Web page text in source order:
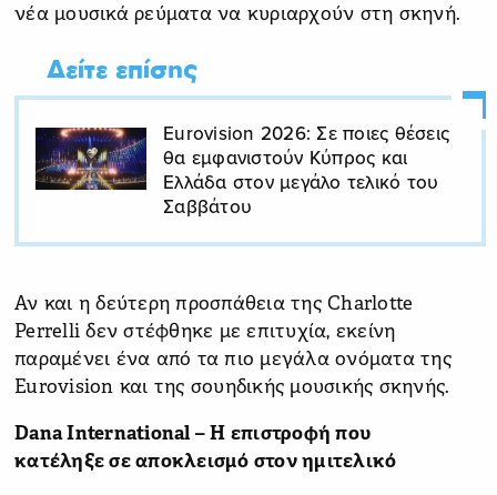
νέα μουσικά ρεύματα να κυριαρχούν στη σκηνή.
Δείτε επίσης
Eurovision 2026: Σε ποιες θέσεις
θα εμφανιστούν Κύπρος και
Ελλάδα στον μεγάλο τελικό του
Σαββάτου
Αν και η δεύτερη προσπάθεια της Charlotte
Perrelli δεν στέφθηκε με επιτυχία, εκείνη
παραμένει ένα από τα πιο μεγάλα ονόματα της
Eurovision και της σουηδικής μουσικής σκηνής.
Dana International – Η επιστροφή που
κατέληξε σε αποκλεισμό στον ημιτελικό